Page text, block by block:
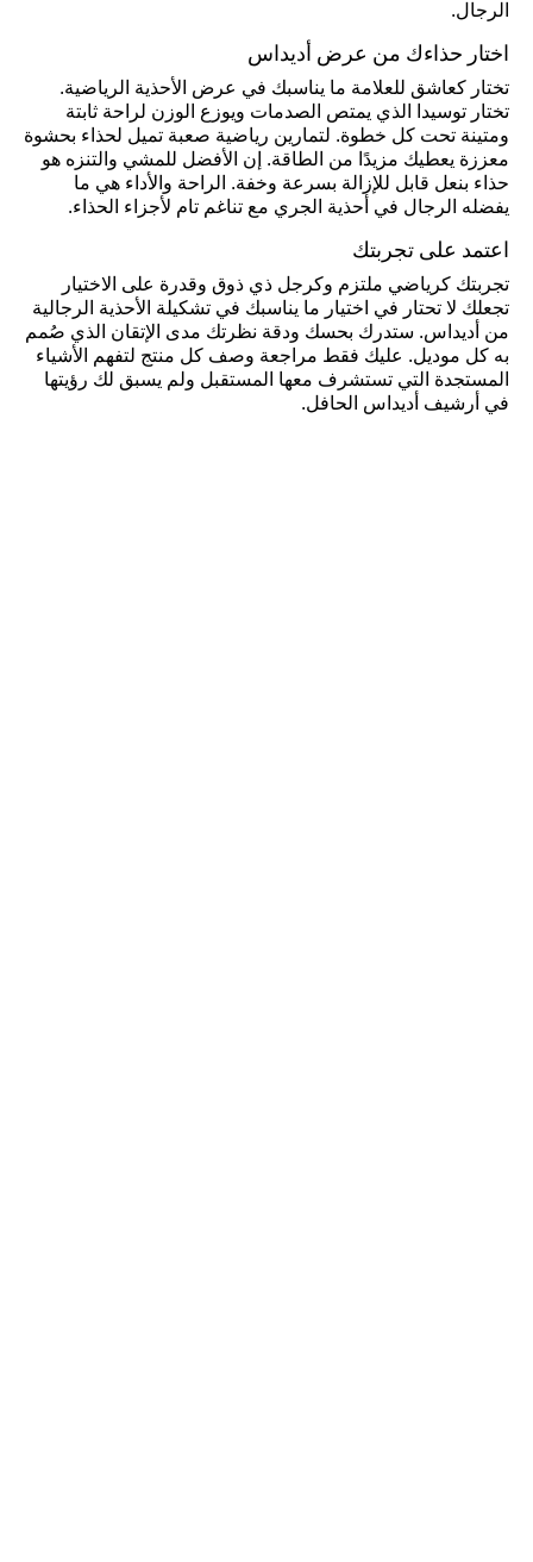
الرجال.
اختار حذاءك من عرض أديداس
تختار كعاشق للعلامة ما يناسبك في عرض الأحذية الرياضية.
تختار توسيدا الذي يمتص الصدمات ويوزع الوزن لراحة ثابتة
ومتينة تحت كل خطوة. لتمارين رياضية صعبة تميل لحذاء بحشوة
معززة يعطيك مزيدًا من الطاقة. إن الأفضل للمشي والتنزه هو
حذاء بنعل قابل للإزالة بسرعة وخفة. الراحة والأداء هي ما
يفضله الرجال في أحذية الجري مع تناغم تام لأجزاء الحذاء.
اعتمد على تجربتك
تجربتك كرياضي ملتزم وكرجل ذي ذوق وقدرة على الاختيار
تجعلك لا تحتار في اختيار ما يناسبك في تشكيلة الأحذية الرجالية
من أديداس. ستدرك بحسك ودقة نظرتك مدى الإتقان الذي صُمم
به كل موديل. عليك فقط مراجعة وصف كل منتج لتفهم الأشياء
المستجدة التي تستشرف معها المستقبل ولم يسبق لك رؤيتها
في أرشيف أديداس الحافل.